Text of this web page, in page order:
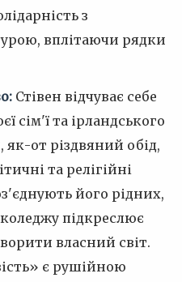
з
вплітаючи рядки
Стівен відчуває себе
сім'ї та ірландського
як-от різдвяний обід,
та релігійні
його рідних,
підкреслює
власний світ.
є рушійною